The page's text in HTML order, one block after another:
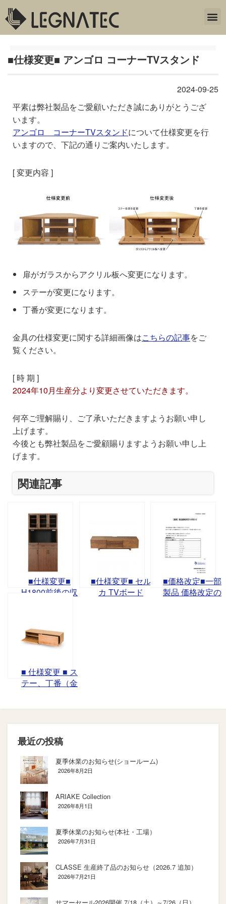
■仕様変更■ アンゴロ コーナーTVスタンド
2024-09-25
平素は弊社製品をご愛顧いただき誠にありがとうござ
います。
アンゴロ コーナーTVスタンドについて仕様変更を行
いますので、下記の通りご案内いたします。
[ 変更内容 ]
扉がガラスからアクリル板へ変更になります。
ステーが変更になります。
丁番が変更になります。
金具の仕様変更に関する詳細画像はこちらの記事をご
覧ください。
[ 時 期 ]
2024年10月生産分より変更させていただきます。
何卒ご理解賜り、ご了承いただきますようお願い申し
上げます。
今後とも弊社製品をご愛顧賜りますようお願い申し上
げます。
関連記事
■仕様変更■
H1800前後の収
■仕様変更■ セル
カ TVボード
■価格改定■一部
製品 価格改定の
■ 仕様変更 ■ ス
テー、丁番（金
最近の投稿
夏季休業のお知らせ(ショールーム)
2026年8月2日
ARIAKE Collection
2026年8月1日
夏季休業のお知らせ(本社・工場）
2026年7月31日
CLASSE 生産終了品のお知らせ（2026.7 追加）
2026年7月21日